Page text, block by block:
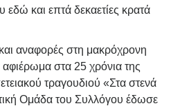
και επτά δεκαετίες κρατά
και αναφορές στη μακρόχρονη
αφιέρωμα στα 25 χρόνια της
τραγουδιού «Στα στενά
Ομάδα του Συλλόγου έδωσε